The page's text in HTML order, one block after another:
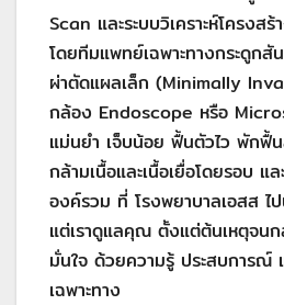
Scan และระบบวิเคราะห์โครง
โดยทีมแพทย์เฉพาะทางกระดูกสั
ผ่าตัดแผลเล็ก (Minimally
กล้อง Endoscope หรือ
แม่นยำ เจ็บน้อย ฟื้นตัวไว พัก
กล้ามเนื้อและเนื้อเยื่อโดยรอบ แ
องค์รวม ที่ โรงพยาบาลเอสส ไป
แต่เราดูแลคุณ ตั้งแต่ต้นเหตุจนก
มั่นใจ ด้วยความรู้ ประสบการณ์
เฉพาะทาง